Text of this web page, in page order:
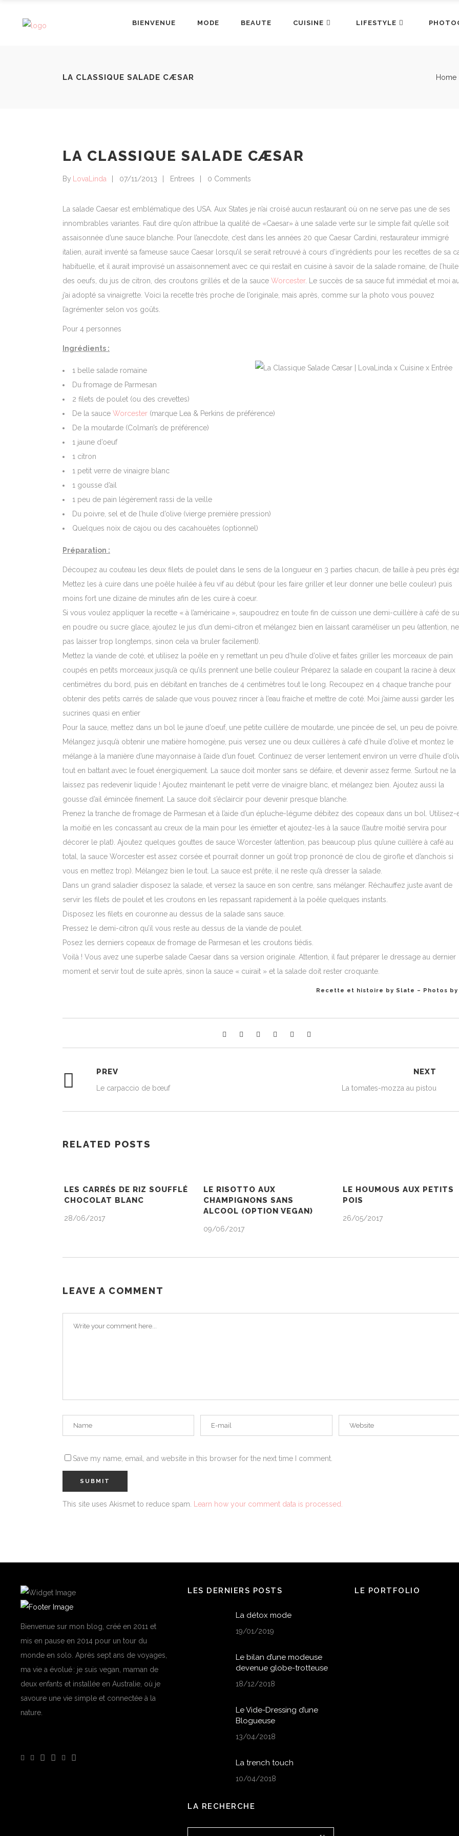
BIENVENUE MODE BEAUTE CUISINE LIFESTYLE
LA CLASSIQUE SALADE CÆSAR Home
LA CLASSIQUE SALADE CÆSAR
By LovaLinda 07/11/2013 Entrees 0 Comments
La salade Caesar est emblématique des USA. Aux States je n’ai croisé aucun restaurant où on ne serve pas une de ses
innombrables variantes. Faut dire qu’on attribue la qualité de «Caesar» à une salade verte sur le simple fait qu’elle soit
assaisonnée d’une sauce blanche. Pour l’anecdote, c’est dans les années 20 que Caesar Cardini, restaurateur immigré
italien, aurait inventé sa fameuse sauce Caesar lorsqu’il se serait retrouvé à cours d’ingrédients pour les recettes de sa
habituelle, et il aurait improvisé un assaisonnement avec ce qui restait en cuisine à savoir de la salade romaine, de
des oeufs, du jus de citron, des croutons grillés et de la sauce Worcester. Le succès de sa sauce fut immédiat et moi
j’ai adopté sa vinaigrette. Voici la recette très proche de l’originale, mais après, comme sur la photo vous pouvez
l’agrémenter selon vos goûts.
Pour 4 personnes
Ingrédients :
1 belle salade romaine
Du fromage de Parmesan
2 filets de poulet (ou des crevettes)
De la sauce Worcester (marque Lea & Perkins de préférence)
De la moutarde (Colman’s de préférence)
1 jaune d’oeuf
1 citron
1 petit verre de vinaigre blanc
1 gousse d’ail
1 peu de pain légèrement rassi de la veille
Du poivre, sel et de l’huile d’olive (vierge première pression)
Quelques noix de cajou ou des cacahouètes (optionnel)
Préparation :
Découpez au couteau les deux filets de poulet dans le sens de la longueur en 3 parties chacun, de taille à peu près
Mettez les à cuire dans une poêle huilée à feu vif au début (pour les faire griller et leur donner une belle couleur) puis
moins fort une dizaine de minutes afin de les cuire à coeur.
Si vous voulez appliquer la recette « à l’américaine », saupoudrez en toute fin de cuisson une demi-cuillère à café de
en poudre ou sucre glace, ajoutez le jus d’un demi-citron et mélangez bien en laissant caraméliser un peu (attention, ne
pas laisser trop longtemps, sinon cela va bruler facilement).
Mettez la viande de coté, et utilisez la poêle en y remettant un peu d’huile d’olive et faites griller les morceaux de pain
coupés en petits morceaux jusqu’à ce qu’ils prennent une belle couleur Préparez la salade en coupant la racine à deux
centimètres du bord, puis en débitant en tranches de 4 centimètres tout le long. Recoupez en 4 chaque tranche pour
obtenir des petits carrés de salade que vous pouvez rincer à l’eau fraiche et mettre de coté. Moi j’aime aussi garder les
sucrines quasi en entier
Pour la sauce, mettez dans un bol le jaune d’oeuf, une petite cuillère de moutarde, une pincée de sel, un peu de poivre.
Mélangez jusqu’à obtenir une matière homogène, puis versez une ou deux cuillères à café d’huile d’olive et montez le
mélange à la manière d’une mayonnaise à l’aide d’un fouet. Continuez de verser lentement environ un verre d’huile
tout en battant avec le fouet énergiquement. La sauce doit monter sans se défaire, et devenir assez ferme. Surtout ne la
laissez pas redevenir liquide ! Ajoutez maintenant le petit verre de vinaigre blanc, et mélangez bien. Ajoutez aussi la
gousse d’ail émincée finement. La sauce doit s’éclaircir pour devenir presque blanche.
Prenez la tranche de fromage de Parmesan et à l’aide d’un épluche-légume débitez des copeaux dans un bol. Utilisez-
la moitié en les concassant au creux de la main pour les émietter et ajoutez-les à la sauce (l’autre moitié servira pour
décorer le plat). Ajoutez quelques gouttes de sauce Worcester (attention, pas beaucoup plus qu’une cuillère à café au
total, la sauce Worcester est assez corsée et pourrait donner un goût trop prononcé de clou de girofle et d’anchois si
vous en mettez trop). Mélangez bien le tout. La sauce est prête, il ne reste qu’à dresser la salade.
Dans un grand saladier disposez la salade, et versez la sauce en son centre, sans mélanger. Réchauffez juste avant de
servir les filets de poulet et les croutons en les repassant rapidement à la poêle quelques instants.
Disposez les filets en couronne au dessus de la salade sans sauce.
Pressez le demi-citron qu’il vous reste au dessus de la viande de poulet.
Posez les derniers copeaux de fromage de Parmesan et les croutons tiédis.
Voilà ! Vous avez une superbe salade Caesar dans sa version originale. Attention, il faut préparer le dressage au dernier
moment et servir tout de suite après, sinon la sauce « cuirait » et la salade doit rester croquante.
Recette et histoire by Slate – Photos by
PREV
Le carpaccio de bœuf
NEXT
La tomates-mozza au pistou
RELATED POSTS
LES CARRÉS DE RIZ SOUFFLÉ
CHOCOLAT BLANC
28/06/2017
LE RISOTTO AUX
CHAMPIGNONS SANS
ALCOOL (OPTION VEGAN)
09/06/2017
LE HOUMOUS AUX PETITS
POIS
26/05/2017
LEAVE A COMMENT
Save my name, email, and website in this browser for the next time I comment.
This site uses Akismet to reduce spam. Learn how your comment data is processed.
Bienvenue sur mon blog, créé en 2011 et
mis en pause en 2014 pour un tour du
monde en solo. Après sept ans de voyages,
ma vie a évolué : je suis vegan, maman de
deux enfants et installée en Australie, où je
savoure une vie simple et connectée à la
nature.
LES DERNIERS POSTS
La détox mode
19/01/2019
Le bilan d’une modeuse
devenue globe-trotteuse
18/12/2018
Le Vide-Dressing d’une
Blogueuse
13/04/2018
La trench touch
10/04/2018
LA RECHERCHE
LE PORTFOLIO